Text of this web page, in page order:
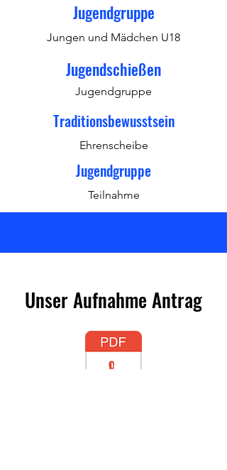
Jugendgruppe
Jungen und Mädchen U18
Jugendschießen
Jugendgruppe
Traditionsbewusstsein
Ehrenscheibe
Jugendgruppe
Teilnahme
Unser Aufnahme Antrag